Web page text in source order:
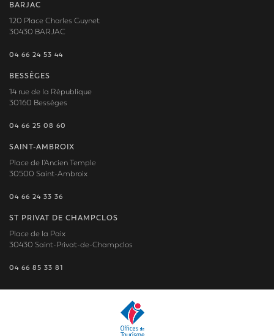
BARJAC
120 Place Charles Guynet
30430 BARJAC
04 66 24 53 44
BESSÈGES
14 rue de la République
30160 Bessèges
04 66 25 08 60
SAINT-AMBROIX
Place de l'Ancien Temple
30500 Saint-Ambroix
04 66 24 33 36
ST PRIVAT DE CHAMPCLOS
Place de la Paix
30430 Saint-Privat-de-Champclos
04 66 85 33 81